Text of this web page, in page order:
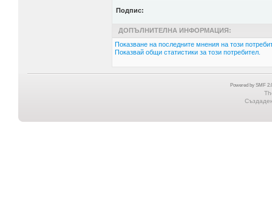
Подпис:
ДОПЪЛНИТЕЛНА ИНФОРМАЦИЯ:
Показване на последните мнения на този
Показвай общи статистики за този потребител.
Powered by SMF